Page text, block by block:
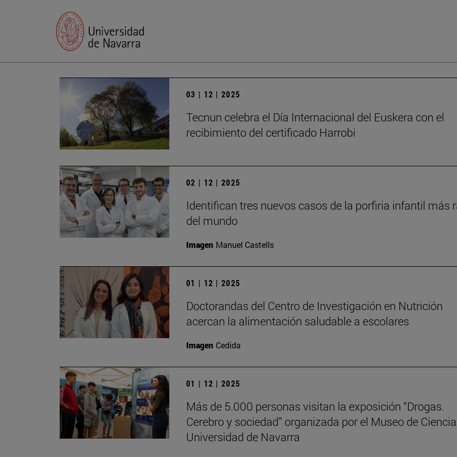
03 | 12 | 2025
Tecnun celebra el Día Internacional del Euskera con el
recibimiento del certificado Harrobi
02 | 12 | 2025
Identifican tres nuevos casos de la porfiria infantil más
del mundo
Imagen Manuel Castells
01 | 12 | 2025
Doctorandas del Centro de Investigación en Nutrición
acercan la alimentación saludable a escolares
Imagen Cedida
01 | 12 | 2025
Más de 5.000 personas visitan la exposición “Drogas.
Cerebro y sociedad” organizada por el Museo de
Universidad de Navarra